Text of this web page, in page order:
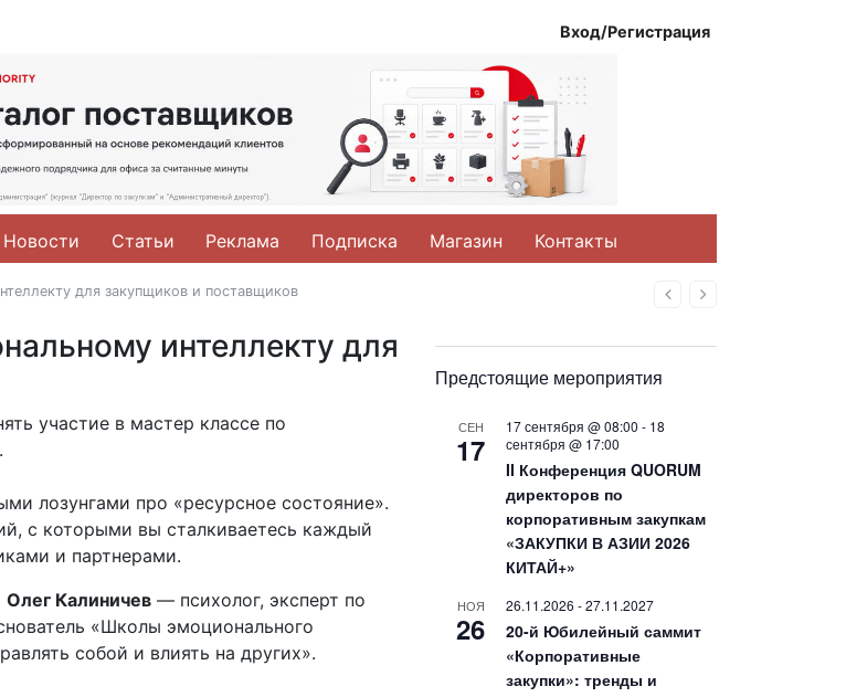
Вход/Регистрация
Новости Статьи Реклама Подписка Магазин Контакты
НазадВперед
для закупщиков и поставщиков
интеллекту для
участие в мастер классе по
лозунгами про «ресурсное состояние».
с которыми вы сталкиваетесь каждый
и партнерами.
Олег Калиничев — психолог, эксперт по
«Школы эмоционального
собой и влиять на других».
Предстоящие мероприятия
СЕН
17
17 сентября @ 08:00 - 18
сентября @ 17:00
II Конференция QUORUM
директоров по
корпоративным закупкам
«ЗАКУПКИ В АЗИИ 2026
КИТАЙ+»
НОЯ
26
26.11.2026 -27.11.2027
20-й Юбилейный саммит
«Корпоративные
закупки»: тренды и